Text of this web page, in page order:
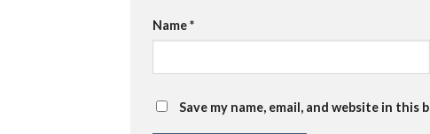
Name*
Save my name, email, and website in